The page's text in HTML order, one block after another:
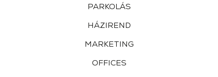
PARKOLÁS
HÁZIREND
MARKETING
OFFICES